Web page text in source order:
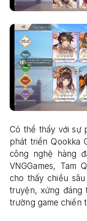
Có thể thấy với sự
phát triển Qookka
công nghệ hàng
VNGGames, Tam
cho thấy chiều
truyện, xứng đáng
trường game chiến